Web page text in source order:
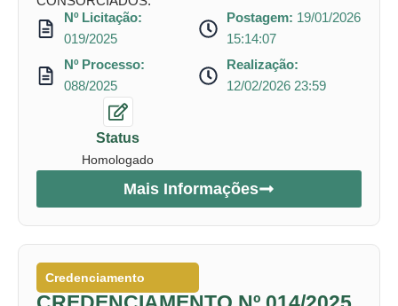
Nº Licitação:
019/2025
Nº Processo:
088/2025
Postagem: 19/01/2026
15:14:07
Realização:
12/02/2026 23:59
Status
Homologado
Mais Informações
Credenciamento